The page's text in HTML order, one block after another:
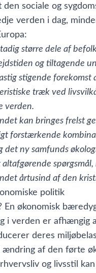
den sociale og
verden i dag,
større dele af
og tiltagende
stigende forekomst
træk ved
verden.
kan bringes frelst
forstærkende
det ny samfunds
spørgsmål,
årtusind af den
politik
En økonomisk
i verden er afhængig
deres
af den førte
og livsstil